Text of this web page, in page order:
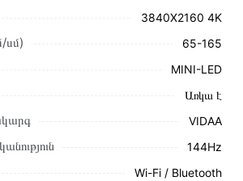
համար սեղմեք
զանգահարելով կայքում նշված
Հեռուստացույց HISENSE
և վճարման պայմանները վավեր են և
3840X2160 4K
սմ) 65-165
MINI-LED
Առկա է
VIDAA
144Hz
Wi-Fi / Bluetooth